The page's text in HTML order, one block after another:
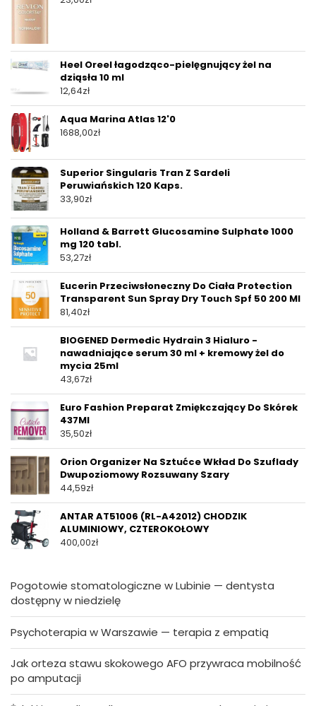
Heel Oreel łagodząco-pielęgnujący żel na
dziąsła 10 ml
12,64zł
Aqua Marina Atlas 12'0
1688,00zł
Superior Singularis Tran Z Sardeli
Peruwiańskich 120 Kaps.
33,90zł
Holland & Barrett Glucosamine Sulphate 1000
mg 120 tabl.
53,27zł
Eucerin Przeciwsłoneczny Do Ciała Protection
Transparent Sun Spray Dry Touch Spf 50 200 Ml
81,40zł
BIOGENED Dermedic Hydrain 3 Hialuro -
nawadniające serum 30 ml + kremowy żel do
mycia 25ml
43,67zł
Euro Fashion Preparat Zmiękczający Do Skórek
437Ml
35,50zł
Orion Organizer Na Sztućce Wkład Do Szuflady
Dwupoziomowy Rozsuwany Szary
44,59zł
ANTAR AT51006 (RL-A42012) CHODZIK
ALUMINIOWY, CZTEROKOŁOWY
400,00zł
Pogotowie stomatologiczne w Lubinie — dentysta
dostępny w niedzielę
Psychoterapia w Warszawie — terapia z empatią
Jak orteza stawu skokowego AFO przywraca mobilność
po amputacji